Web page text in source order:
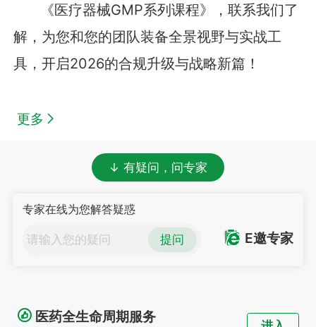
《医疗器械GMP系列课程》，联系我们了
解，为您和您的团队装备全景视野与实战工
具，开启2026的合规升级与战略新篇！
更多
↓ 有疑问，问专家
专家在线为您解答疑惑
提问 E邀专家
医药全生命周期服务